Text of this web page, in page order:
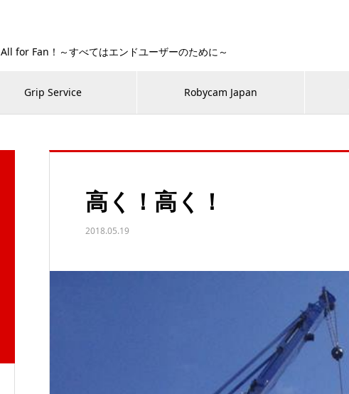
All for Fan！～すべてはエンドユーザーのために～
Grip Service Robycam Japan
高く！高く！
2018.05.19